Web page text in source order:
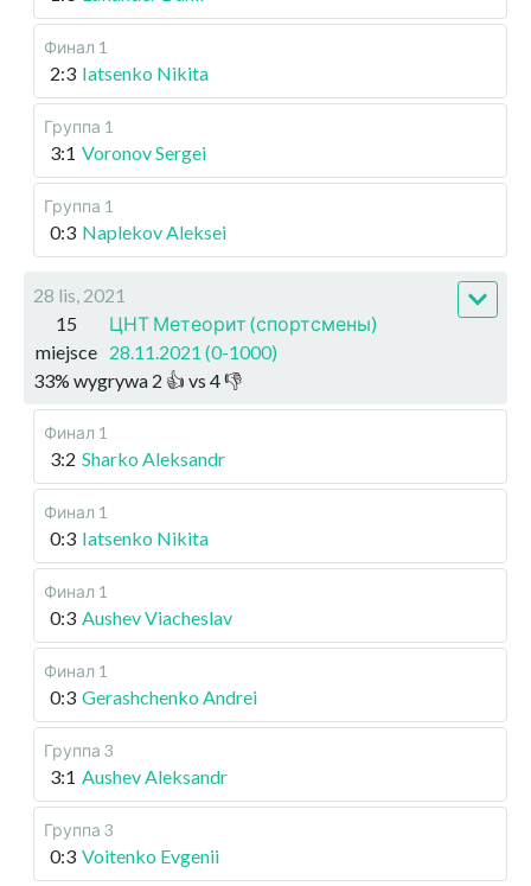
Финал 1
2:3 Iatsenko Nikita
Группа 1
3:1 Voronov Sergei
Группа 1
0:3 Naplekov Aleksei
28 lis, 2021
15
miejsce
ЦНТ Метеорит (спортсмены)
28.11.2021 (0-1000)
33% wygrywa 2 👍 vs 4👎
Финал 1
3:2 Sharko Aleksandr
Финал 1
0:3 Iatsenko Nikita
Финал 1
0:3 Aushev Viacheslav
Финал 1
0:3 Gerashchenko Andrei
Группа 3
3:1 Aushev Aleksandr
Группа 3
0:3 Voitenko Evgenii